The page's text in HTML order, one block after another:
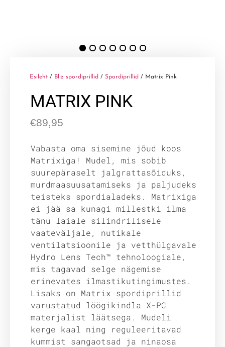
Esileht / Bliz spordiprillid / Spordiprillid / Matrix Pink
MATRIX PINK
€89,95
Vabasta oma sisemine jõud koos
Matrixiga! Mudel, mis sobib
suurepäraselt jalgrattasõiduks,
murdmaasuusatamiseks ja paljudeks
teisteks spordialadeks. Matrixiga
ei jää sa kunagi millestki ilma
tänu laiale silindrilisele
vaateväljale, nutikale
ventilatsioonile ja vetthülgavale
Hydro Lens Tech™ tehnoloogiale,
mis tagavad selge nägemise
erinevates ilmastikutingimustes.
Lisaks on Matrix spordiprillid
varustatud löögikindla X-PC
materjalist läätsega. Mudeli
kerge kaal ning reguleeritavad
kummist sangaotsad ja ninaosa